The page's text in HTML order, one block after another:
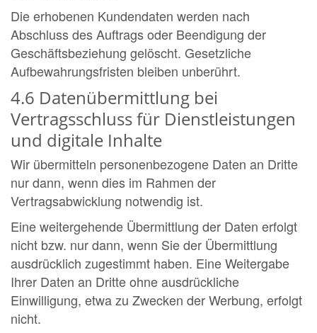
Die erhobenen Kundendaten werden nach
Abschluss des Auftrags oder Beendigung der
Geschäftsbeziehung gelöscht. Gesetzliche
Aufbewahrungsfristen bleiben unberührt.
4.6 Datenübermittlung bei
Vertragsschluss für Dienstleistungen
und digitale Inhalte
Wir übermitteln personenbezogene Daten an Dritte
nur dann, wenn dies im Rahmen der
Vertragsabwicklung notwendig ist.
Eine weitergehende Übermittlung der Daten erfolgt
nicht bzw. nur dann, wenn Sie der Übermittlung
ausdrücklich zugestimmt haben. Eine Weitergabe
Ihrer Daten an Dritte ohne ausdrückliche
Einwilligung, etwa zu Zwecken der Werbung, erfolgt
nicht.